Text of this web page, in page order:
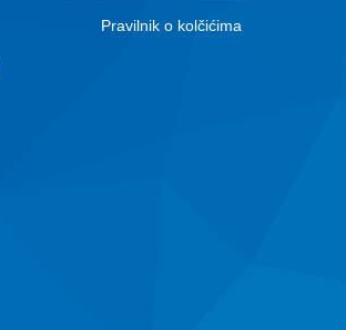
Pravilnik o kolčićima